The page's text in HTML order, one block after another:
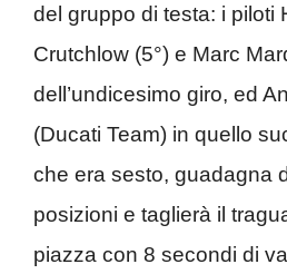
del gruppo di testa: i piloti
Crutchlow (5°) e Marc
dell’undicesimo giro, ed
(Ducati Team) in quello
che era sesto, guadagna
posizioni e taglierà il
piazza con 8 secondi di